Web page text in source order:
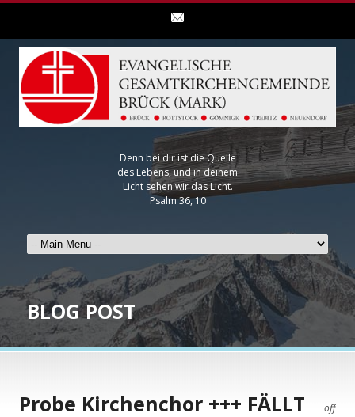
Denn bei dir ist die Quelle
des Lebens, und in deinem
Licht sehen wir das Licht.
Psalm 36, 10
BLOG POST
off
Probe Kirchenchor +++ FÄLLT